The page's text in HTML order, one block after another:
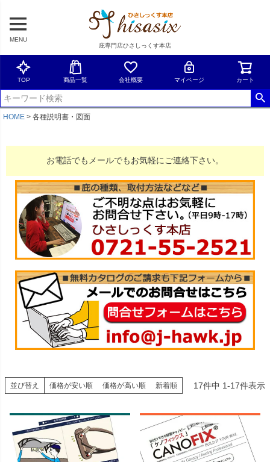
MENU
庇専門店ひさしっくす本店
TOP 商品一覧 会社概要 マイページ カート
HOME 各種説明書・図面
お電話でもメールでもお気軽にご連絡下さい。
並び替え 価格が安い順 価格が高い順 新着順 17件中 1-17件表示